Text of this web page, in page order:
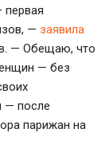
— заявила
— Обещаю, что
— без
— после
парижан на